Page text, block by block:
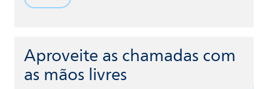
SoundProtect reduz o ruído de vento, o som do
Aproveite as chamadas com
as mãos livres